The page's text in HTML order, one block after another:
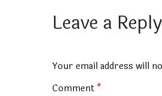
b
o
k
s
p
p
bl er
Leave a Reply
Your email address will
Comment *